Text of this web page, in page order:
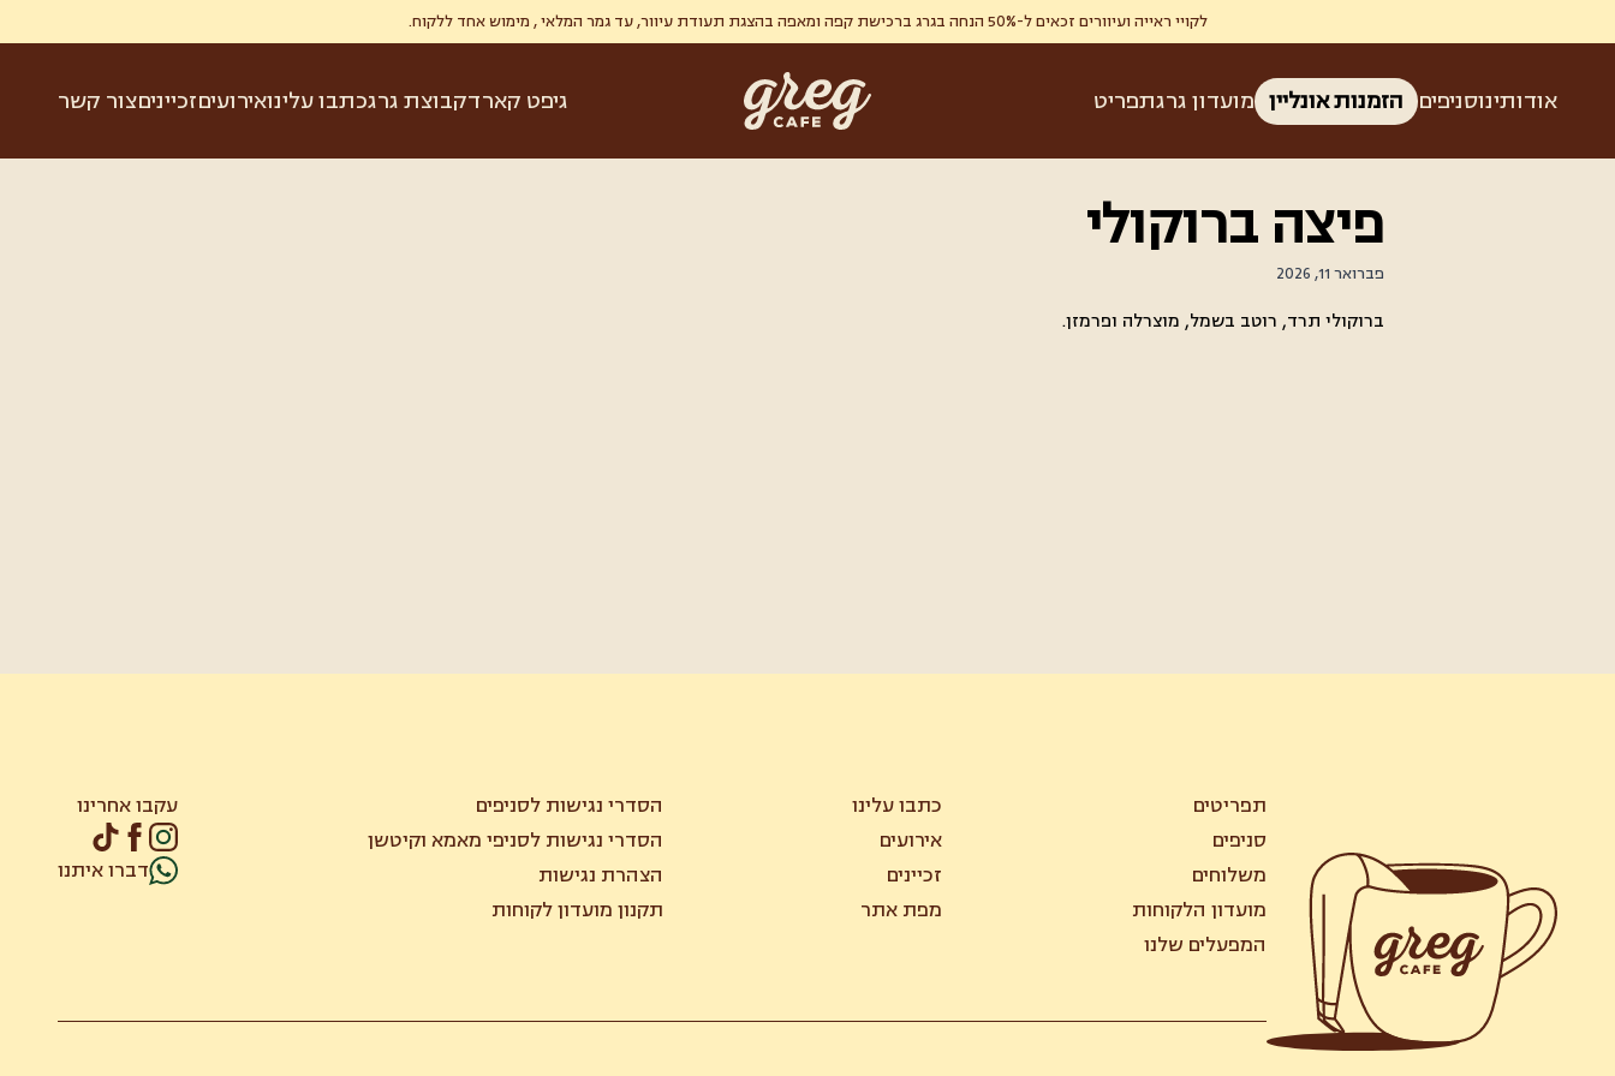
לקויי ראייה ועיוורים זכאים ל-50% הנחה בגרג ברכישת קפה ומאפה בהצגת תעודת עיוור, עד גמר המלאי , מימוש אחד ללקוח.
אודותינוסניפים הזמנות אונליין מועדון גרגתפריט גיפט קארדקבוצת גרגכתבו עלינואירועיםזכייניםצור קשר
פיצה ברוקולי
פברואר 11, 2026
ברוקולי תרד, רוטב בשמל, מוצרלה ופרמזן.
תפריטים
סניפים
משלוחים
מועדון הלקוחות
המפעלים שלנו
כתבו עלינו
אירועים
זכיינים
מפת אתר
הסדרי נגישות לסניפים
הסדרי נגישות לסניפי מאמא וקיטשן
הצהרת נגישות
תקנון מועדון לקוחות
עקבו אחרינו
דברו איתנו